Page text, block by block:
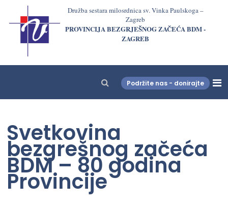
Družba sestara milosrdnica sv. Vinka Paulskoga –
Zagreb
PROVINCIJA BEZGRJEŠNOG ZAČEĆA BDM -
ZAGREB
Podržite nas - donirajte
Svetkovina
bezgrešnog začeća
BDM – 80 godina
Provincije